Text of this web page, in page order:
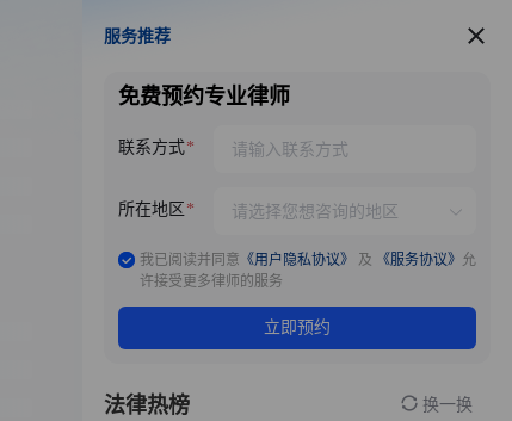
服务推荐
服务推荐
免费预约专业律师
联系方式
所在地区
我已阅读并同意 《用户隐私协议》 及 《服务协议》 允
许接受更多律师的服务
立即预约
法律热榜 换一换